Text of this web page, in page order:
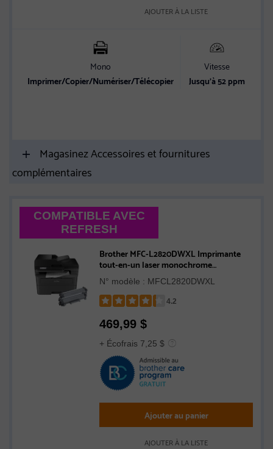
AJOUTER À LA LISTE
Mono
Imprimer/Copier/Numériser/Télécopier
Vitesse
Jusqu’à 52 ppm
Magasinez Accessoires et fournitures
complémentaires
COMPATIBLE AVEC
REFRESH
Brother MFC-L2820DWXL Imprimante
tout-en-un laser monochrome
professionnelle compatible avec
l’Abonnement Refresh, avec impression,
copie et numérisation mobiles et
cartouche de 4 200 pages
N° modèle : MFCL2820DWXL
4.2
4.2
out
of
5
stars
469,99 $
+ Écofrais 7,25 $
Ajouter au panier
AJOUTER À LA LISTE